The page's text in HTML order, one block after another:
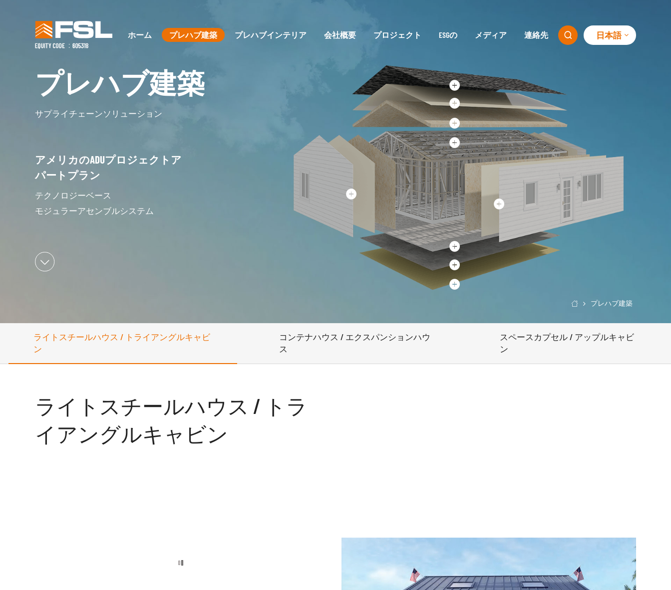
ホーム プレハブ建築 プレハブインテリア 会社概要 プロジェクト ESGの メディア 連絡先  日本語
プレハブ建築
サプライチェーンソリューション
アメリカのADUプロジェクトア
パートプラン
テクノロジーベース
モジュラーアセンブルシステム

 プレハブ建築
ライトスチールハウス / トライアングルキャビ
ン
コンテナハウス / エクスパンションハウ
ス
スペースカプセル / アップルキャビ
ン
ライトスチールハウス / トラ
イアングルキャビン